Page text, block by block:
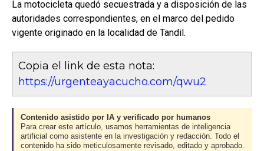
La motocicleta quedó secuestrada y a disposición de las
autoridades correspondientes, en el marco del pedido
vigente originado en la localidad de Tandil.
Copia el link de esta nota:
https://urgenteayacucho.com/qwu2
Contenido asistido por IA y verificado por humanos
Para crear este artículo, usamos herramientas de inteligencia
artificial como asistente en la investigación y redacción. Todo el
contenido ha sido meticulosamente revisado, editado y aprobado.